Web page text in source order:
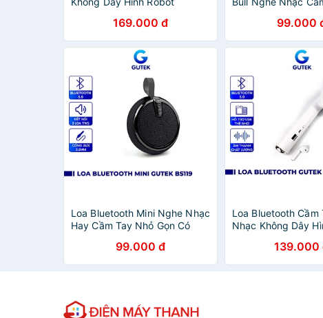
Thanh Sống Động
169.000 đ
Hỗ Trợ Thẻ Nhớ
99.000
Loa Bluetooth Mini Nghe Nhạc
Hay Cầm Tay Nhỏ Gọn Có
Nhớ Cổng 3.5mm - Gutek
BS119
99.000 đ
Loa Bluetooth Cầm
Nhạc Không Dây
139.000